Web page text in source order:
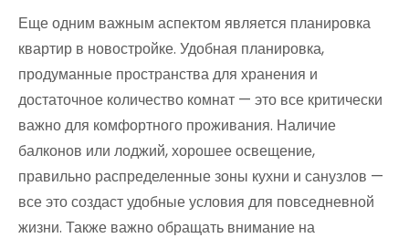
Еще одним важным аспектом является планировка
квартир в новостройке. Удобная планировка,
продуманные пространства для хранения и
достаточное количество комнат — это все критически
важно для комфортного проживания. Наличие
балконов или лоджий, хорошее освещение,
правильно распределенные зоны кухни и санузлов —
все это создаст удобные условия для повседневной
жизни. Также важно обращать внимание на